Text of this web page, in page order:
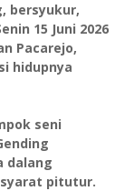
bersyukur,
15 Juni 2026
Pacarejo,
hidupnya
seni
dalang
pitutur.